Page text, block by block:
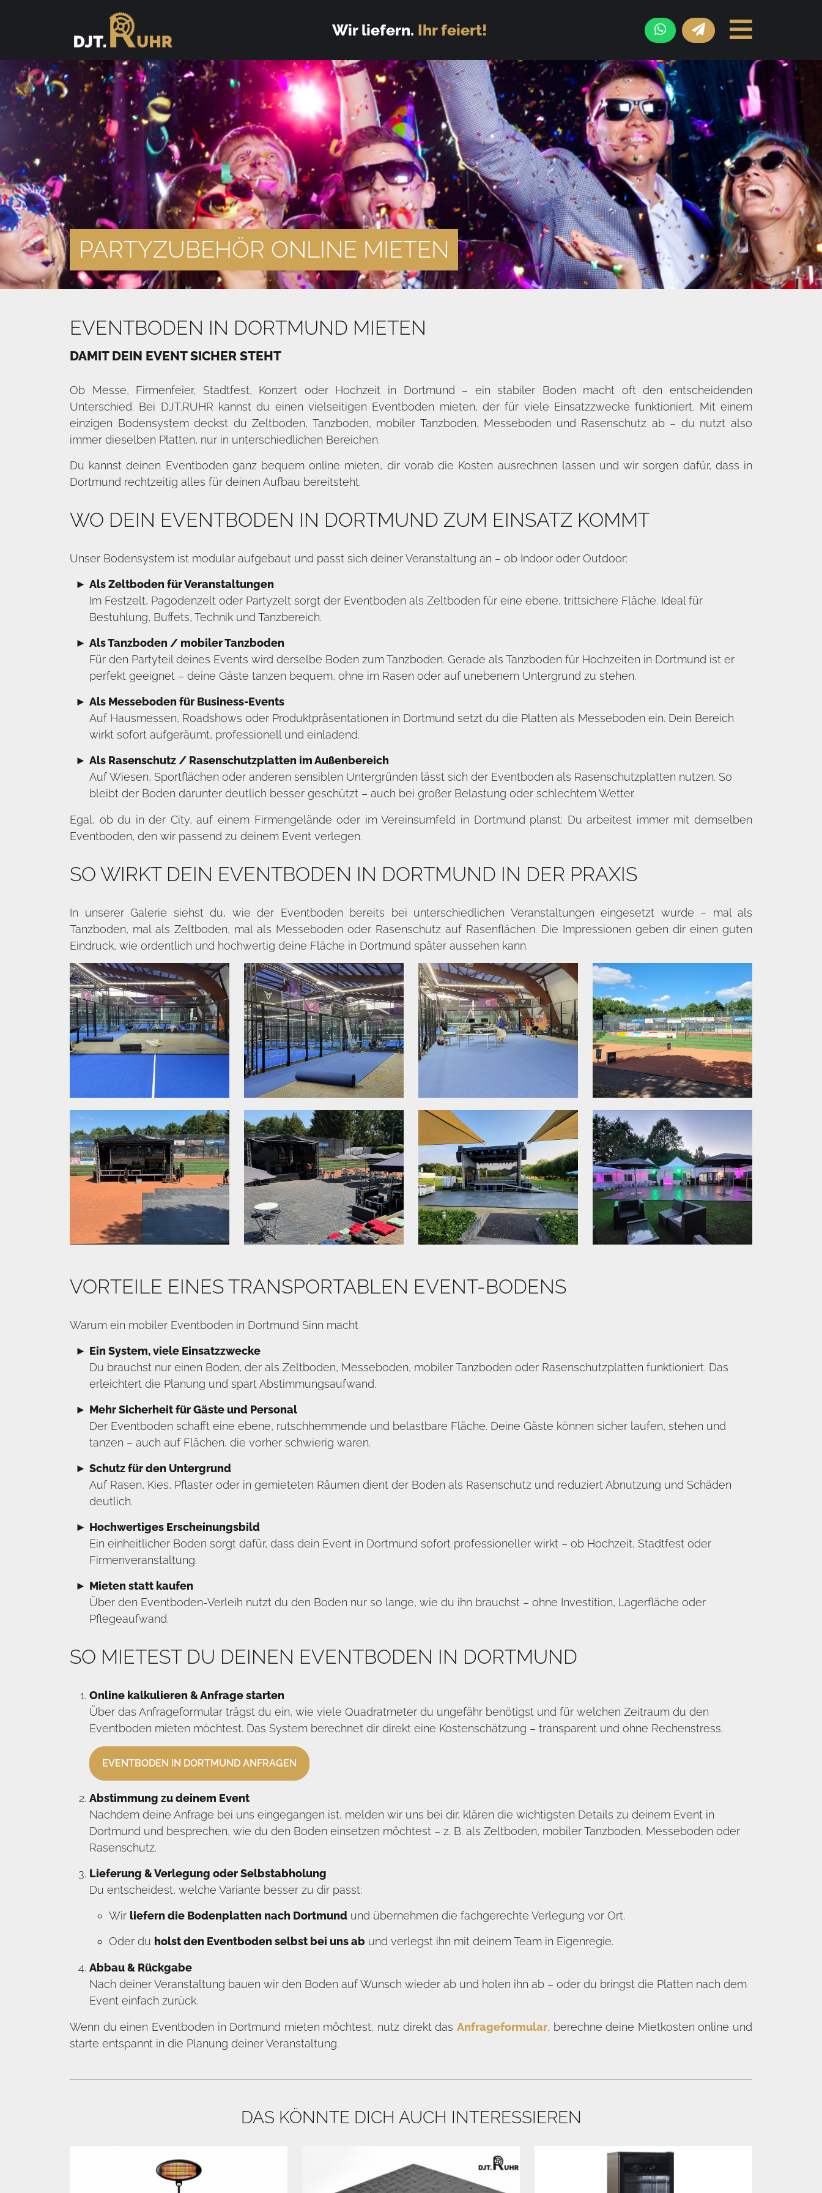
Wir liefern. Ihr feiert!
PARTYZUBEHÖR ONLINE MIETEN
EVENTBODEN IN DORTMUND MIETEN
DAMIT DEIN EVENT SICHER STEHT
Ob Messe, Firmenfeier, Stadtfest, Konzert oder Hochzeit in Dortmund – ein stabiler Boden macht oft den entscheidenden
Unterschied. Bei DJT.RUHR kannst du einen vielseitigen Eventboden mieten, der für viele Einsatzzwecke funktioniert. Mit einem
einzigen Bodensystem deckst du Zeltboden, Tanzboden, mobiler Tanzboden, Messeboden und Rasenschutz ab – du nutzt also
immer dieselben Platten, nur in unterschiedlichen Bereichen.
Du kannst deinen Eventboden ganz bequem online mieten, dir vorab die Kosten ausrechnen lassen und wir sorgen dafür, dass in
Dortmund rechtzeitig alles für deinen Aufbau bereitsteht.
WO DEIN EVENTBODEN IN DORTMUND ZUM EINSATZ KOMMT
Unser Bodensystem ist modular aufgebaut und passt sich deiner Veranstaltung an – ob Indoor oder Outdoor:
Als Zeltboden für Veranstaltungen
Im Festzelt, Pagodenzelt oder Partyzelt sorgt der Eventboden als Zeltboden für eine ebene, trittsichere Fläche. Ideal für
Bestuhlung, Buffets, Technik und Tanzbereich.
Als Tanzboden / mobiler Tanzboden
Für den Partyteil deines Events wird derselbe Boden zum Tanzboden. Gerade als Tanzboden für Hochzeiten in Dortmund ist er
perfekt geeignet – deine Gäste tanzen bequem, ohne im Rasen oder auf unebenem Untergrund zu stehen.
Als Messeboden für Business-Events
Auf Hausmessen, Roadshows oder Produktpräsentationen in Dortmund setzt du die Platten als Messeboden ein. Dein Bereich
wirkt sofort aufgeräumt, professionell und einladend.
Als Rasenschutz / Rasenschutzplatten im Außenbereich
Auf Wiesen, Sportflächen oder anderen sensiblen Untergründen lässt sich der Eventboden als Rasenschutzplatten nutzen. So
bleibt der Boden darunter deutlich besser geschützt – auch bei großer Belastung oder schlechtem Wetter.
Egal, ob du in der City, auf einem Firmengelände oder im Vereinsumfeld in Dortmund planst: Du arbeitest immer mit demselben
Eventboden, den wir passend zu deinem Event verlegen.
SO WIRKT DEIN EVENTBODEN IN DORTMUND IN DER PRAXIS
In unserer Galerie siehst du, wie der Eventboden bereits bei unterschiedlichen Veranstaltungen eingesetzt wurde – mal als
Tanzboden, mal als Zeltboden, mal als Messeboden oder Rasenschutz auf Rasenflächen. Die Impressionen geben dir einen guten
Eindruck, wie ordentlich und hochwertig deine Fläche in Dortmund später aussehen kann.
VORTEILE EINES TRANSPORTABLEN EVENT-BODENS
Warum ein mobiler Eventboden in Dortmund Sinn macht
Ein System, viele Einsatzzwecke
Du brauchst nur einen Boden, der als Zeltboden, Messeboden, mobiler Tanzboden oder Rasenschutzplatten funktioniert. Das
erleichtert die Planung und spart Abstimmungsaufwand.
Mehr Sicherheit für Gäste und Personal
Der Eventboden schafft eine ebene, rutschhemmende und belastbare Fläche. Deine Gäste können sicher laufen, stehen und
tanzen – auch auf Flächen, die vorher schwierig waren.
Schutz für den Untergrund
Auf Rasen, Kies, Pflaster oder in gemieteten Räumen dient der Boden als Rasenschutz und reduziert Abnutzung und Schäden
deutlich.
Hochwertiges Erscheinungsbild
Ein einheitlicher Boden sorgt dafür, dass dein Event in Dortmund sofort professioneller wirkt – ob Hochzeit, Stadtfest oder
Firmenveranstaltung.
Mieten statt kaufen
Über den Eventboden-Verleih nutzt du den Boden nur so lange, wie du ihn brauchst – ohne Investition, Lagerfläche oder
Pflegeaufwand.
SO MIETEST DU DEINEN EVENTBODEN IN DORTMUND
Online kalkulieren & Anfrage starten
Über das Anfrageformular trägst du ein, wie viele Quadratmeter du ungefähr benötigst und für welchen Zeitraum du den
Eventboden mieten möchtest. Das System berechnet dir direkt eine Kostenschätzung – transparent und ohne Rechenstress.
EVENTBODEN IN DORTMUND ANFRAGEN
Abstimmung zu deinem Event
Nachdem deine Anfrage bei uns eingegangen ist, melden wir uns bei dir, klären die wichtigsten Details zu deinem Event in
Dortmund und besprechen, wie du den Boden einsetzen möchtest – z. B. als Zeltboden, mobiler Tanzboden, Messeboden oder
Rasenschutz.
Lieferung & Verlegung oder Selbstabholung
Du entscheidest, welche Variante besser zu dir passt:
Wir liefern die Bodenplatten nach Dortmund und übernehmen die fachgerechte Verlegung vor Ort.
Oder du holst den Eventboden selbst bei uns ab und verlegst ihn mit deinem Team in Eigenregie.
Abbau & Rückgabe
Nach deiner Veranstaltung bauen wir den Boden auf Wunsch wieder ab und holen ihn ab – oder du bringst die Platten nach dem
Event einfach zurück.
Wenn du einen Eventboden in Dortmund mieten möchtest, nutz direkt das Anfrageformular, berechne deine Mietkosten online und
starte entspannt in die Planung deiner Veranstaltung.
DAS KÖNNTE DICH AUCH INTERESSIEREN